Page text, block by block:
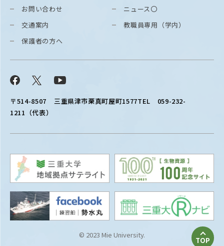
〒514-8507 三重県津市栗真町屋町1577TEL 059-232-
1211（代表）
お問い合わせ
交通案内
保護者の方へ
Facebook
ニュース〇
教職員専用（学内）
© 2023 Mie University.
TOP